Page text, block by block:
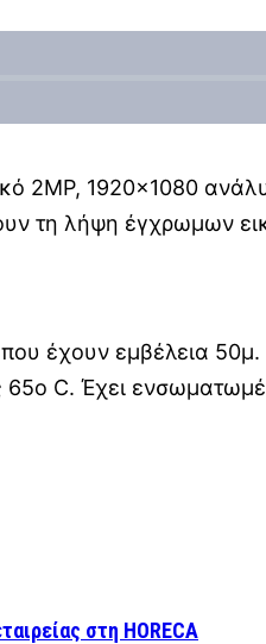
2MP, 1920×1080
τη λήψη έγχρωμων
έχουν εμβέλεια
C. Έχει
στη HORECA